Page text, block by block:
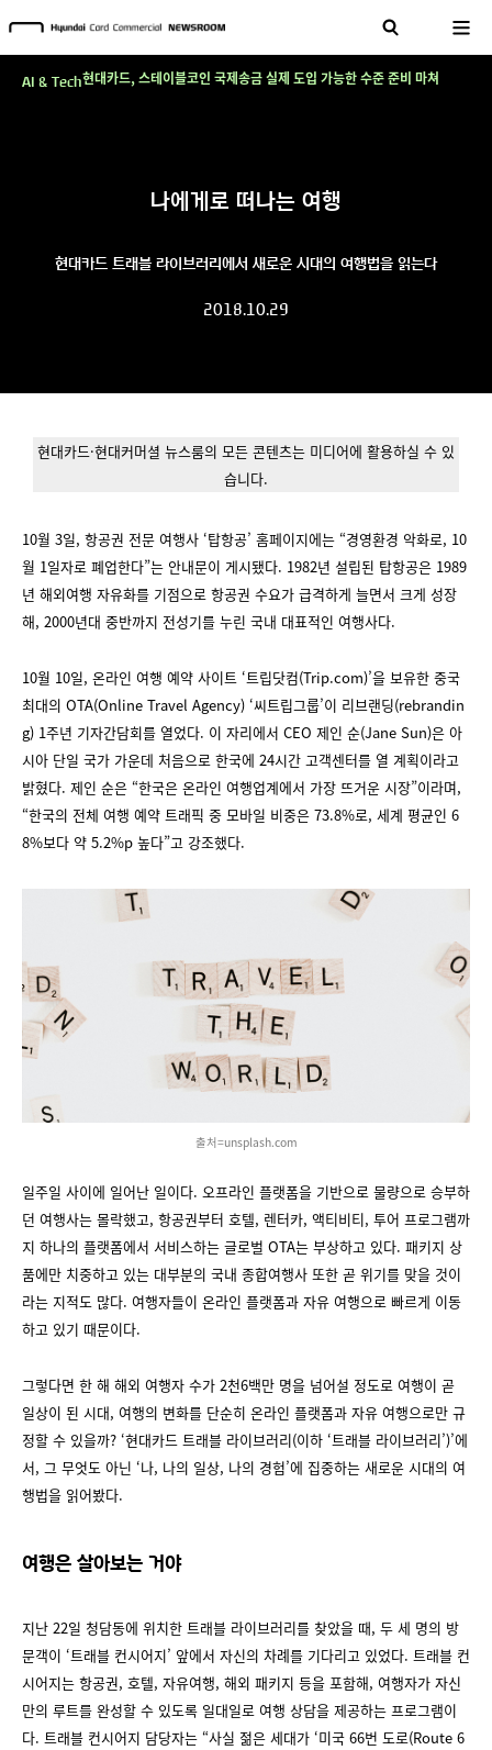
나에게로 떠나는 여행
현대카드 트래블 라이브러리에서 새로운 시대의 여행법을 읽는다
2018.10.29
현대카드·현대커머셜 뉴스룸의 모든 콘텐츠는 미디어에 활용하실 수 있
습니다.
10월 3일, 항공권 전문 여행사 ‘탑항공’ 홈페이지에는 “경영환경 악화로, 10
월 1일자로 폐업한다”는 안내문이 게시됐다. 1982년 설립된 탑항공은 1989
년 해외여행 자유화를 기점으로 항공권 수요가 급격하게 늘면서 크게 성장
해, 2000년대 중반까지 전성기를 누린 국내 대표적인 여행사다.
10월 10일, 온라인 여행 예약 사이트 ‘트립닷컴(Trip.com)’을 보유한 중국
최대의 OTA(Online Travel Agency) ‘씨트립그룹’이 리브랜딩(rebrandin
g) 1주년 기자간담회를 열었다. 이 자리에서 CEO 제인 순(Jane Sun)은 아
시아 단일 국가 가운데 처음으로 한국에 24시간 고객센터를 열 계획이라고
밝혔다. 제인 순은 “한국은 온라인 여행업계에서 가장 뜨거운 시장”이라며,
“한국의 전체 여행 예약 트래픽 중 모바일 비중은 73.8%로, 세계 평균인 6
8%보다 약 5.2%p 높다”고 강조했다.
출처=unsplash.com
일주일 사이에 일어난 일이다. 오프라인 플랫폼을 기반으로 물량으로 승부하
던 여행사는 몰락했고, 항공권부터 호텔, 렌터카, 액티비티, 투어 프로그램까
지 하나의 플랫폼에서 서비스하는 글로벌 OTA는 부상하고 있다. 패키지 상
품에만 치중하고 있는 대부분의 국내 종합여행사 또한 곧 위기를 맞을 것이
라는 지적도 많다. 여행자들이 온라인 플랫폼과 자유 여행으로 빠르게 이동
하고 있기 때문이다.
그렇다면 한 해 해외 여행자 수가 2천6백만 명을 넘어설 정도로 여행이 곧
일상이 된 시대, 여행의 변화를 단순히 온라인 플랫폼과 자유 여행으로만 규
정할 수 있을까? ‘현대카드 트래블 라이브러리(이하 ‘트래블 라이브러리’)’에
서, 그 무엇도 아닌 ‘나, 나의 일상, 나의 경험’에 집중하는 새로운 시대의 여
행법을 읽어봤다.
여행은 살아보는 거야
지난 22일 청담동에 위치한 트래블 라이브러리를 찾았을 때, 두 세 명의 방
문객이 ‘트래블 컨시어지’ 앞에서 자신의 차례를 기다리고 있었다. 트래블 컨
시어지는 항공권, 호텔, 자유여행, 해외 패키지 등을 포함해, 여행자가 자신
만의 루트를 완성할 수 있도록 일대일로 여행 상담을 제공하는 프로그램이
다. 트래블 컨시어지 담당자는 “사실 젊은 세대가 ‘미국 66번 도로(Route 6
AI & Tech현대카드, 스테이블코인 국제송금 실제 도입 가능한 수준 준비 마쳐
테크 그 이상의 답을 찾다!